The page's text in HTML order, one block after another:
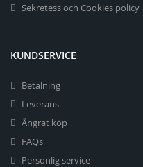
Sekretess och Cookies policy
KUNDSERVICE
Betalning
Leverans
Ångrat köp
FAQs
Personlig service